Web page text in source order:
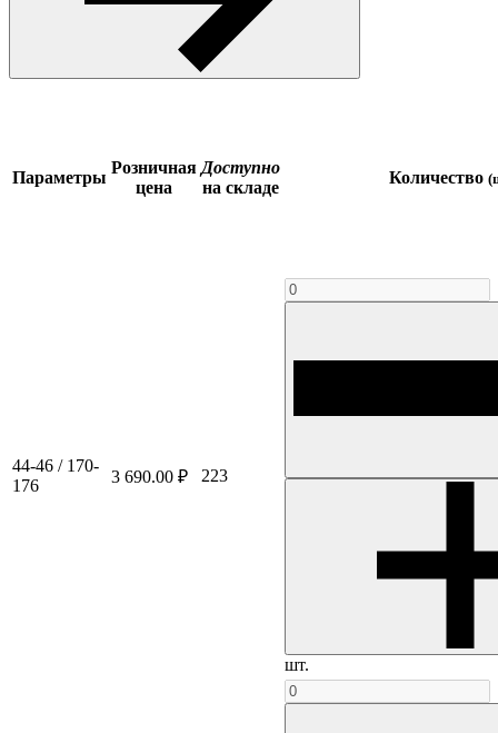
Параметры
Розничная
цена
Доступно
на складе
Количество
44-46 / 170-
176
3 690.00 ₽ 223
шт.